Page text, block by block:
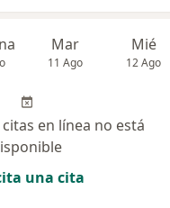
Mar
11 Ago
Mié
12 Ago
en línea no está
una cita